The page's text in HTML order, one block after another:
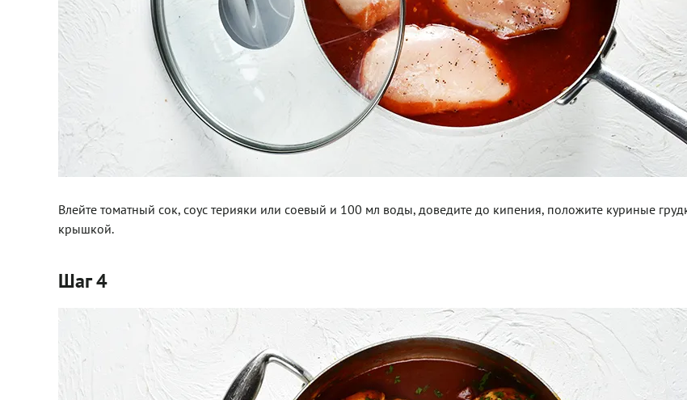
Влейте томатный сок, соус терияки или соевый и 100 мл воды, доведите до кипения, положите куриные
крышкой.
Шаг 4